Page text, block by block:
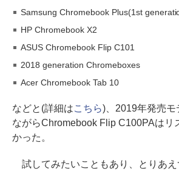
Samsung Chromebook Plus(1st
HP Chromebook X2
ASUS Chromebook Flip C101
2018 generation Chromeboxes
Acer Chromebook Tab 10
などと(詳細はこちら)、2019年発売モ
ながらChromebook Flip C100PAはリ
かった。
試してみたいこともあり、とりあえ